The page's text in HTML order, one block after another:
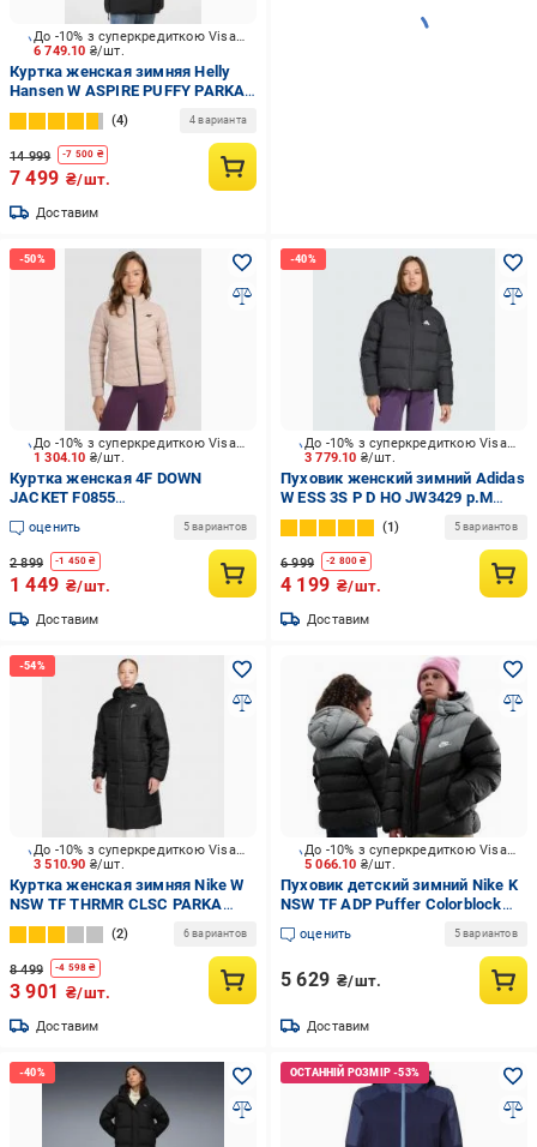
6 749.10 ₴/шт.
До -10% з суперкредиткою Visa Вигода
Куртка женская зимняя Helly
Hansen W ASPIRE PUFFY PARKA
53515-990 р.S черная
4 4 варианта
14 999 -7 500 ₴
7 499 ₴/шт.
Доставим
1 304.10 ₴/шт.
До -10% з суперкредиткою Visa Вигода
Куртка женская 4F DOWN
JACKET F0855
4FWSS26TDJAF0855-83S р.M
бежевая
оценить 5 вариантов
2 899 -1 450 ₴
1 449 ₴/шт.
Доставим
3 779.10 ₴/шт.
До -10% з суперкредиткою Visa Вигода
Пуховик женский зимний Adidas
W ESS 3S P D HO JW3429 р.M
черный
1 5 вариантов
6 999 -2 800 ₴
4 199 ₴/шт.
Доставим
3 510.90 ₴/шт.
До -10% з суперкредиткою Visa Вигода
Куртка женская зимняя Nike W
NSW TF THRMR CLSC PARKA
FB7675-010 р.XS черная
2 6 вариантов
8 499 -4 598 ₴
3 901 ₴/шт.
Доставим
5 066.10 ₴/шт.
До -10% з суперкредиткою Visa Вигода
Пуховик детский зимний Nike K
NSW TF ADP Puffer Colorblock
IB6164-010 р.M черный
оценить 5 вариантов
5 629 ₴/шт.
Доставим